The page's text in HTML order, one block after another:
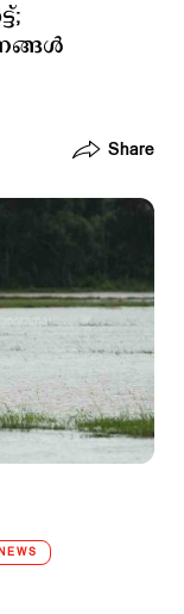
Share